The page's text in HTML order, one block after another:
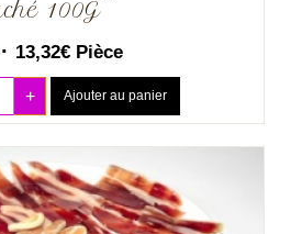
100G
13,32€Pièce
+ Ajouter au panier